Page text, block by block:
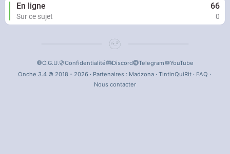
En ligne 66
Sur ce sujet 0
C.G.U. Confidentialité Discord Telegram
YouTube
Onche 3.4 © 2018 - 2026 · Partenaires : Madzona· TintinQuiRit· FAQ ·
Nous contacter